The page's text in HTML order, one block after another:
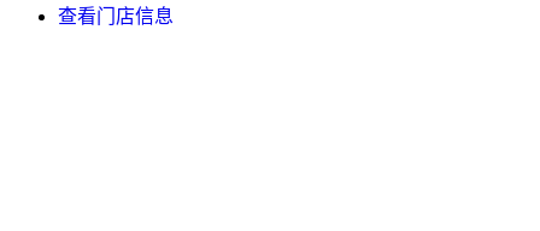
查看门店信息